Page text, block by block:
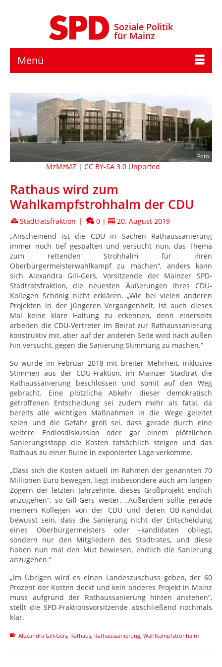
Soziale Politik
für Mainz
Menü
Foto:
MzMzMZ| CC BY-SA 3.0 Unported
Rathaus wird zum
Wahlkampfstrohhalm der CDU
Stadtratsfraktion | 0 |
20. August 2019
„Anscheinend ist die CDU in Sachen Rathaussanierung
immer noch tief gespalten und versucht nun, das Thema
zum rettenden Strohhalm für ihren
Oberbürgermeisterwahlkampf zu machen“, anders kann
sich Alexandra Gill-Gers, Vorsitzende der Mainzer SPD-
Stadtratsfraktion, die neuesten Äußerungen ihres CDU-
Kollegen Schönig nicht erklären. „Wie bei vielen anderen
Projekten in der jüngeren Vergangenheit, ist auch dieses
Mal keine klare Haltung zu erkennen, denn einerseits
arbeiten die CDU-Vertreter im Beirat zur Rathaussanierung
konstruktiv mit, aber auf der anderen Seite wird nach außen
hin versucht, gegen die Sanierung Stimmung zu machen.“
So wurde im Februar 2018 mit breiter Mehrheit, inklusive
Stimmen aus der CDU-Fraktion, im Mainzer Stadtrat die
Rathaussanierung beschlossen und somit auf den Weg
gebracht. Eine plötzliche Abkehr dieser demokratisch
getroffenen Entscheidung sei zudem mehr als fatal, da
bereits alle wichtigen Maßnahmen in die Wege geleitet
seien und die Gefahr groß sei, dass gerade durch eine
weitere Endlosdiskussion oder gar einem plötzlichen
Sanierungsstopp die Kosten tatsächlich steigen und das
Rathaus zu einer Ruine in exponierter Lage verkomme.
„Dass sich die Kosten aktuell im Rahmen der genannten 70
Millionen Euro bewegen, liegt insbesondere auch am langen
Zögern der letzten Jahrzehnte, dieses Großprojekt endlich
anzugehen“, so Gill-Gers weiter. „Außerdem sollte gerade
meinem Kollegen von der CDU und deren OB-Kandidat
bewusst sein, dass die Sanierung nicht der Entscheidung
eines Oberbürgermeisters oder –kandidaten obliegt,
sondern nur den Mitgliedern des Stadtrates, und diese
haben nun mal den Mut bewiesen, endlich die Sanierung
anzugehen.“
„Im Übrigen wird es einen Landeszuschuss geben, der 60
Prozent der Kosten deckt und kein anderes Projekt in Mainz
muss aufgrund der Rathaussanierung hinten anstehen“,
stellt die SPD-Fraktionsvorsitzende abschließend nochmals
klar.
Alexandra Gill-Gers, Rathaus, Rathaussanierung, Wahlkampfstrohhalm